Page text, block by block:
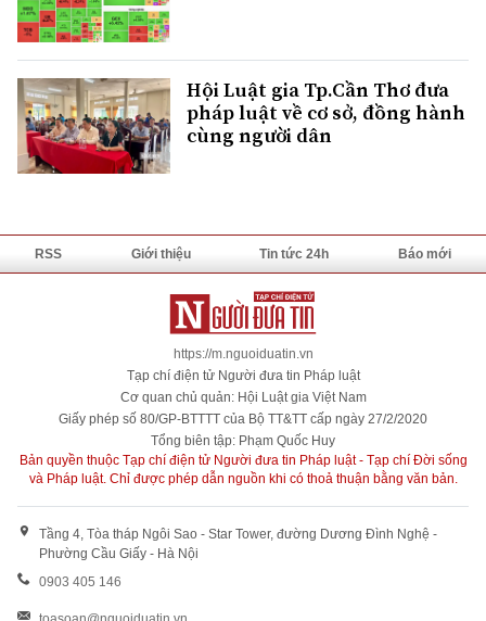
Hội Luật gia Tp.Cần Thơ đưa
pháp luật về cơ sở, đồng hành
cùng người dân
RSS Giới thiệu Tin tức 24h Báo mới
https://m.nguoiduatin.vn
Tạp chí điện tử Người đưa tin Pháp luật
Cơ quan chủ quản: Hội Luật gia Việt Nam
Giấy phép số 80/GP-BTTTT của Bộ TT&TT cấp ngày 27/2/2020
Tổng biên tập: Phạm Quốc Huy
Bản quyền thuộc Tạp chí điện tử Người đưa tin Pháp luật - Tạp chí Đời sống
và Pháp luật. Chỉ được phép dẫn nguồn khi có thoả thuận bằng văn bản.
Tầng 4, Tòa tháp Ngôi Sao - Star Tower, đường Dương Đình Nghệ -
Phường Cầu Giấy - Hà Nội
0903 405 146